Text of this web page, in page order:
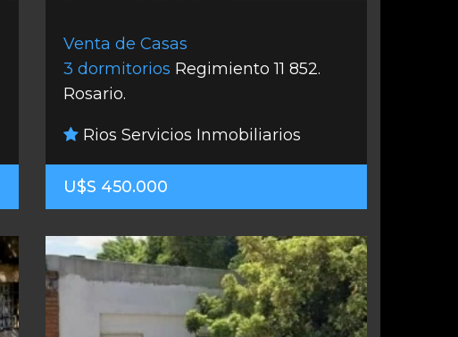
Venta de Casas
3 dormitorios Regimiento 11 852.
Rosario.
Rios Servicios Inmobiliarios
U$S 450.000